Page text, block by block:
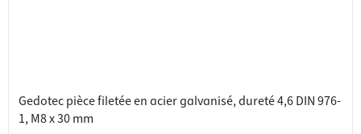
Gedotec pièce filetée en acier galvanisé, dureté 4,6 DIN 976-
1, M8 x 30 mm